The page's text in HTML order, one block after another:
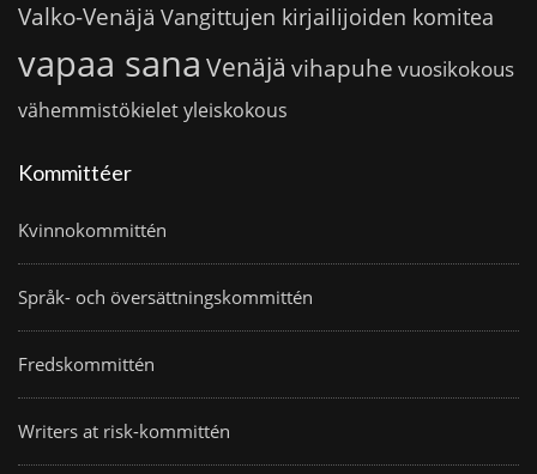
Valko-Venäjä Vangittujen kirjailijoiden komitea
vapaa sana Venäjä vihapuhe vuosikokous
vähemmistökieletyleiskokous
Kommittéer
Kvinnokommittén
Språk- och översättningskommittén
Fredskommittén
Writers at risk-kommittén